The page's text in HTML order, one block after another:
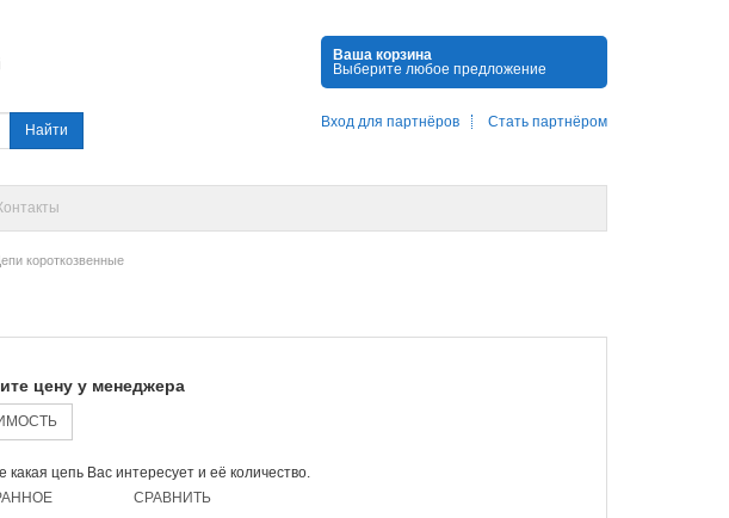
Ваша корзина
Выберите любое предложение
Найти Вход для партнёров Стать партнёром
короткозвенные
цену у менеджера
какая цепь Вас интересует и её количество.
СРАВНИТЬ